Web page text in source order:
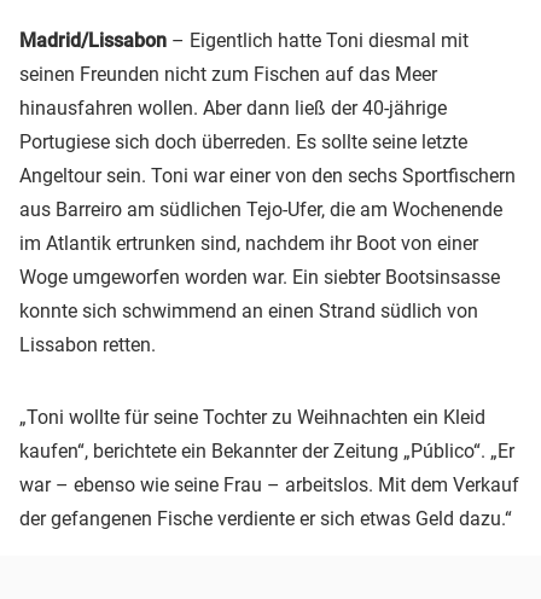
Madrid/Lissabon – Eigentlich hatte Toni diesmal mit
seinen Freunden nicht zum Fischen auf das Meer
hinausfahren wollen. Aber dann ließ der 40-jährige
Portugiese sich doch überreden. Es sollte seine letzte
Angeltour sein. Toni war einer von den sechs Sportfischern
aus Barreiro am südlichen Tejo-Ufer, die am Wochenende
im Atlantik ertrunken sind, nachdem ihr Boot von einer
Woge umgeworfen worden war. Ein siebter Bootsinsasse
konnte sich schwimmend an einen Strand südlich von
Lissabon retten.
„Toni wollte für seine Tochter zu Weihnachten ein Kleid
kaufen“, berichtete ein Bekannter der Zeitung „Público“. „Er
war – ebenso wie seine Frau – arbeitslos. Mit dem Verkauf
der gefangenen Fische verdiente er sich etwas Geld dazu.“